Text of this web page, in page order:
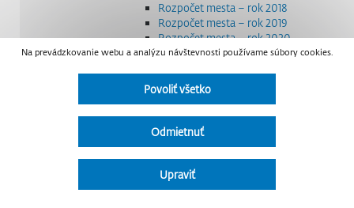
Rozpočet mesta – rok 2018
Rozpočet mesta – rok 2019
Rozpočet mesta – rok 2020
Rozpočet mesta – rok 2021
Rozpočet mesta – rok 2023
Rozpočet mesta – rok 2024
Rozpočet mesta – rok 2026
Strategické dokumenty
Transparentnosť a výdavky na štátnu reklamu
Úradná tabuľa
Na prevádzkovanie webu a analýzu návštevnosti používame súbory cookies.
Povoliť všetko
Odmietnuť
Upraviť